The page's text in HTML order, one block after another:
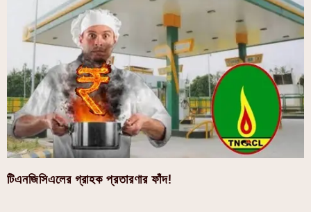
টিএনজিসিএলের গ্রাহক প্রতারণার ফাঁদ!